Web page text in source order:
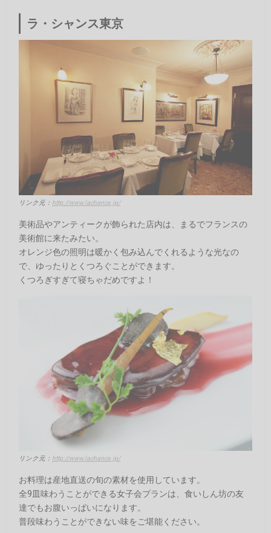
ラ・シャンス東京
リンク元： http://www.lachance.jp/
美術品やアンティークが飾られた店内は、まるでフランスの
美術館に来たみたい。
オレンジ色の照明は暖かく包み込んでくれるような光なの
で、ゆったりとくつろぐことができます。
くつろぎすぎて寝ちゃだめですよ！
リンク元： http://www.lachance.jp/
お料理は産地直送の旬の素材を使用しています。
全9皿味わうことができる女子会プランは、食いしん坊の友
達でもお腹いっぱいになります。
普段味わうことができない味をご堪能ください。